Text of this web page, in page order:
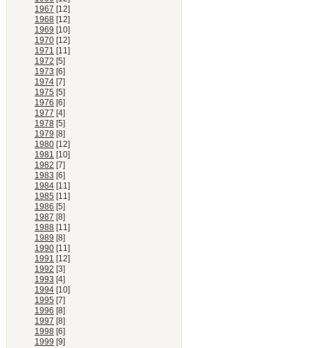
1967 [12]
1968 [12]
1969 [10]
1970 [12]
1971 [11]
1972 [5]
1973 [6]
1974 [7]
1975 [5]
1976 [6]
1977 [4]
1978 [5]
1979 [8]
1980 [12]
1981 [10]
1982 [7]
1983 [6]
1984 [11]
1985 [11]
1986 [5]
1987 [8]
1988 [11]
1989 [8]
1990 [11]
1991 [12]
1992 [3]
1993 [4]
1994 [10]
1995 [7]
1996 [8]
1997 [8]
1998 [6]
1999 [9]